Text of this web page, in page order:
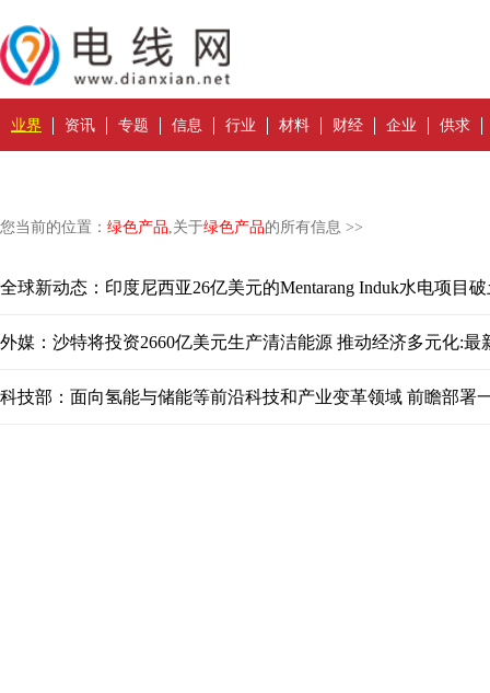
业界 资讯 专题 信息 行业 材料 财经 企业 供求
您当前的位置： 绿色产品,关于绿色产品的所有信息 >>
全球新动态：印度尼西亚26亿美元的Mentarang Induk水电项目
外媒：沙特将投资2660亿美元生产清洁能源 推动经济多元化:最
科技部：面向氢能与储能等前沿科技和产业变革领域 前瞻部署